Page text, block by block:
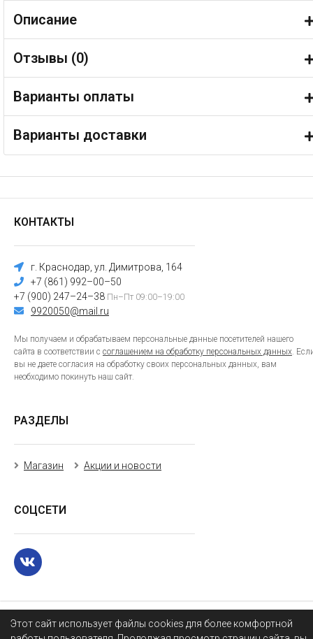
Этот сайт использует файлы cookies для более комфортной
Описание
Отзывы (0)
Варианты оплаты
Варианты доставки
КОНТАКТЫ
г. Краснодар, ул. Димитрова, 164
+7 (861) 992–00–50
+7 (900) 247–24–38 Пн–Пт 09:00–19:00
9920050@mail.ru
Мы получаем и обрабатываем персональные данные посетителей нашего
сайта в соответствии с соглашением на обработку персональных данных.
вы не даете согласия на обработку своих персональных данных, вам
необходимо покинуть наш сайт.
РАЗДЕЛЫ
Магазин Акции и новости
СОЦСЕТИ